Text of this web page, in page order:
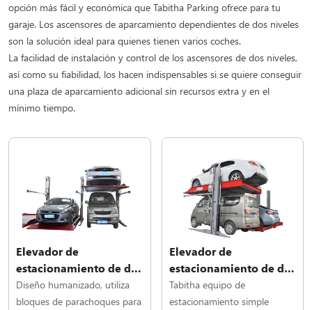
opción más fácil y económica que Tabitha Parking ofrece para tu
garaje. Los ascensores de aparcamiento dependientes de dos niveles
son la solución ideal para quienes tienen varios coches.
La facilidad de instalación y control de los ascensores de dos niveles,
así como su fiabilidad, los hacen indispensables si se quiere conseguir
una plaza de aparcamiento adicional sin recursos extra y en el
mínimo tiempo.
Elevador de
estacionamiento de dos
columnas TTPP607 con
un solo cilindro
Diseño humanizado, utiliza
bloques de parachoques para
Elevador de
estacionamiento de dos
postes TTPP606L (lujo)
Tabitha equipo de
estacionamiento simple